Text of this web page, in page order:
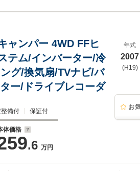
ャンパー 4WD FFヒ
テム/インバーター/冷
グ/換気扇/TVナビ/バ
ー/ドライブレコーダ
備付 保証付
体価格
.6 万円
年式
2007
(H19)
お